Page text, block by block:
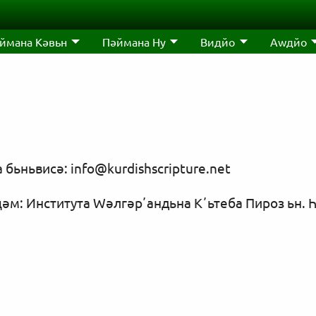
Кәвьн Пәймана Ну Видйо Аwдйо
бьньвисә: info@kurdishscripture.net
Института Wәлгәрʼандьна Кʼьтеба Пироз